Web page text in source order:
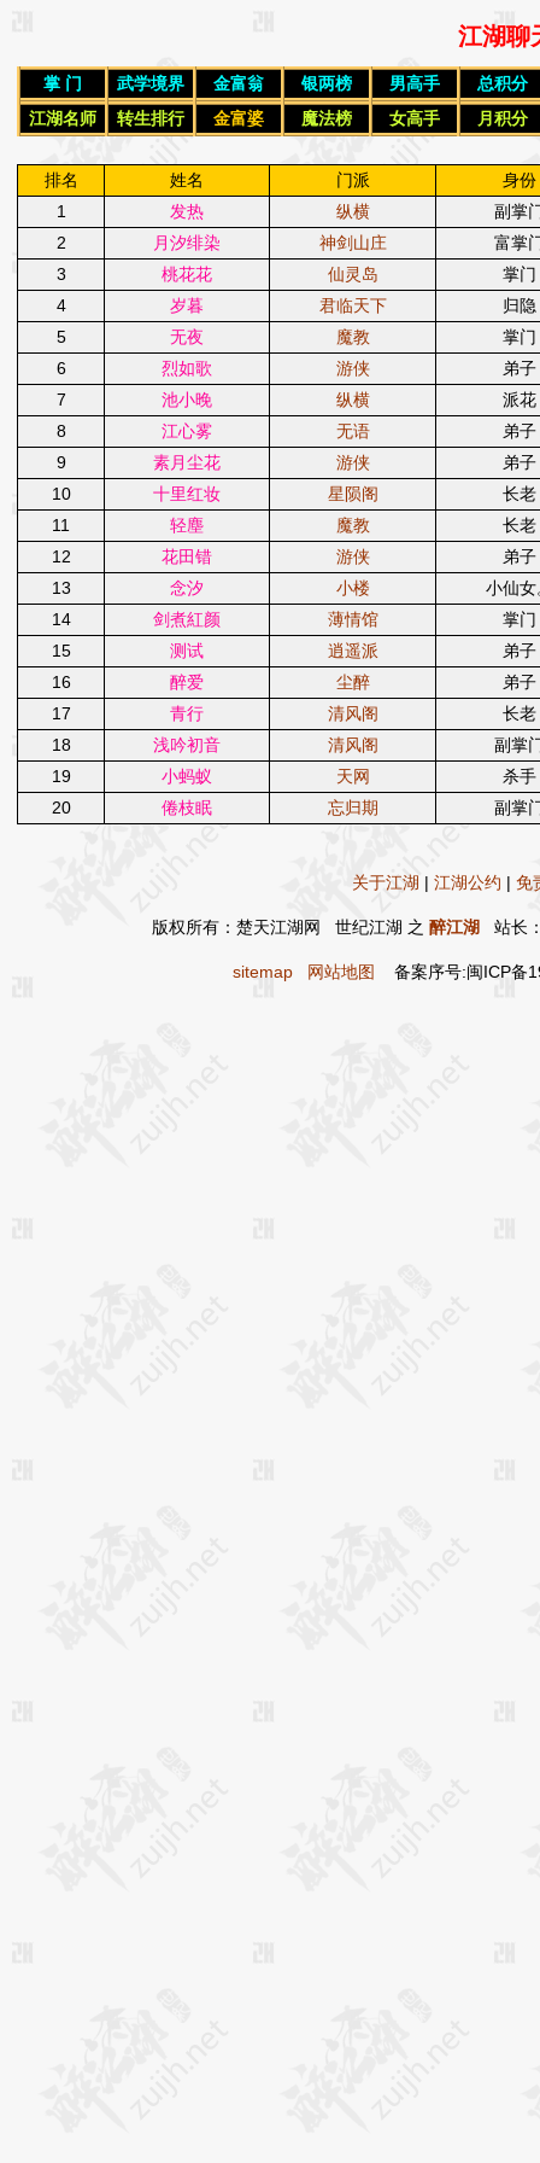
江湖聊
掌 门 武学境界 金富翁 银两榜 男高手
总积分
江湖名师
转生排行 金富婆 魔法榜 女高手 月积分
排名 姓名 门派
身份
1
发热 纵横
副掌
2
月汐绯染 神剑山庄
富掌
3
桃花花 仙灵岛
掌门
4
岁暮 君临天下
归隐
5
无夜 魔教
掌门
6
烈如歌 游侠
弟子
7
池小晚 纵横
派花
8
江心雾 无语
弟子
9
素月尘花 游侠
弟子
10
十里红妆 星陨阁
长老
11
轻塵 魔教
长老
12
花田错 游侠
弟子
13
念汐 小楼
小仙女
14
剑煮紅颜 薄情馆
掌门
15
测试 逍遥派
弟子
16
醉爱 尘醉
弟子
17
青行 清风阁
长老
18
浅吟初音 清风阁
副掌
19
小蚂蚁 天网
杀手
20
倦枝眠 忘归期 副掌
关于江湖 | 江湖公约 | 免
版权所有：楚天江湖网 世纪江湖 之 醉江湖 站长
sitemap 网站地图 备案序号:闽ICP备